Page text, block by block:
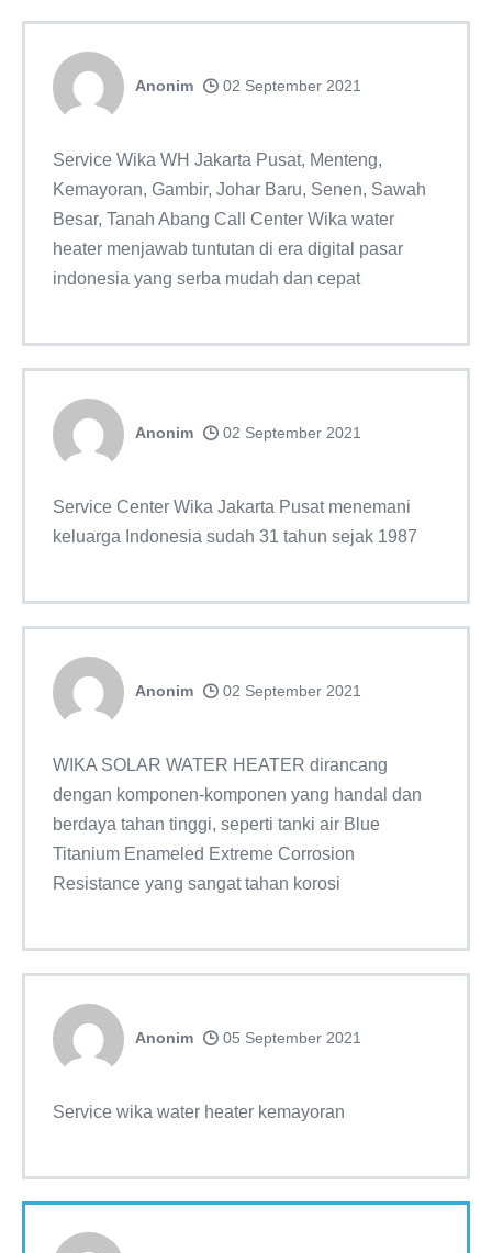
Anonim 02 September 2021
Service Wika WH Jakarta Pusat, Menteng,
Kemayoran, Gambir, Johar Baru, Senen, Sawah
Besar, Tanah Abang Call Center Wika water
heater menjawab tuntutan di era digital pasar
indonesia yang serba mudah dan cepat
Anonim 02 September 2021
Service Center Wika Jakarta Pusat menemani
keluarga Indonesia sudah 31 tahun sejak 1987
Anonim 02 September 2021
WIKA SOLAR WATER HEATER dirancang
dengan komponen-komponen yang handal dan
berdaya tahan tinggi, seperti tanki air Blue
Titanium Enameled Extreme Corrosion
Resistance yang sangat tahan korosi
Anonim 05 September 2021
Service wika water heater kemayoran